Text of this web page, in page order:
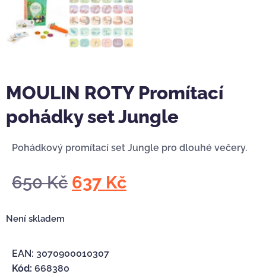
MOULIN ROTY Promítací
pohádky set Jungle
Pohádkový promítací set Jungle pro dlouhé večery.
650Kč 637 Kč
Není skladem
EAN: 3070900010307
Kód: 668380